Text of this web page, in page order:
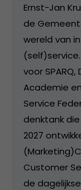
Ernst-Jan
de
wereld van
voor
Academie
Service
denktank
2027
Customer
de